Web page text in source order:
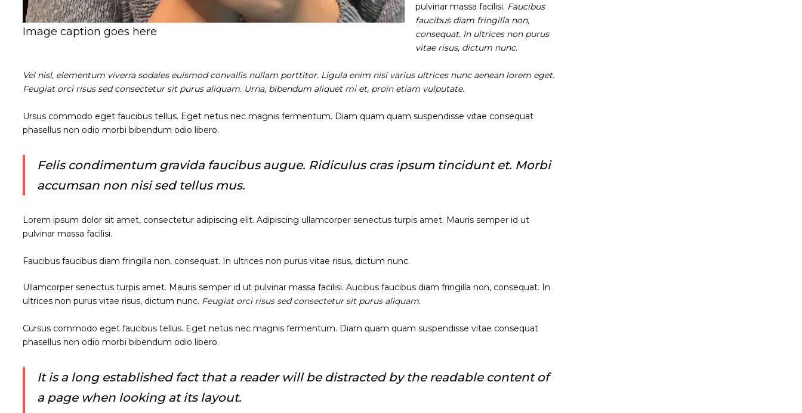
Image caption goes here
pulvinar massa facilisi. Faucibus
faucibus diam fringilla non,
consequat. In ultrices non purus
vitae risus, dictum nunc.
Vel nisl, elementum viverra sodales euismod convallis nullam porttitor. Ligula enim nisi varius ultrices nunc aenean lorem eget.
Feugiat orci risus sed consectetur sit purus aliquam. Urna, bibendum aliquet mi et, proin etiam vulputate.
Ursus commodo eget faucibus tellus. Eget netus nec magnis fermentum. Diam quam quam suspendisse vitae consequat
phasellus non odio morbi bibendum odio libero.
Felis condimentum gravida faucibus augue. Ridiculus cras ipsum tincidunt et. Morbi
accumsan non nisi sed tellus mus.
Lorem ipsum dolor sit amet, consectetur adipiscing elit. Adipiscing ullamcorper senectus turpis amet. Mauris semper id ut
pulvinar massa facilisi.
Faucibus faucibus diam fringilla non, consequat. In ultrices non purus vitae risus, dictum nunc.
Ullamcorper senectus turpis amet. Mauris semper id ut pulvinar massa facilisi. Aucibus faucibus diam fringilla non, consequat. In
ultrices non purus vitae risus, dictum nunc. Feugiat orci risus sed consectetur sit purus aliquam.
Cursus commodo eget faucibus tellus. Eget netus nec magnis fermentum. Diam quam quam suspendisse vitae consequat
phasellus non odio morbi bibendum odio libero.
It is a long established fact that a reader will be distracted by the readable content of
a page when looking at its layout.